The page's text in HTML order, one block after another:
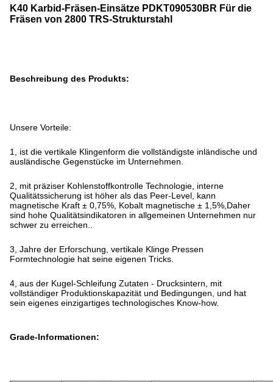
K40 Karbid-Fräsen-Einsätze PDKT090530BR Für die
Fräsen von 2800 TRS-Strukturstahl
Beschreibung des Produkts:
Unsere Vorteile:
1, ist die vertikale Klingenform die vollständigste inländische und
ausländische Gegenstücke im Unternehmen.
2, mit präziser Kohlenstoffkontrolle Technologie, interne
Qualitätssicherung ist höher als das Peer-Level, kann
magnetische Kraft ± 0,75%, Kobalt magnetische ± 1,5%,Daher
sind hohe Qualitätsindikatoren in allgemeinen Unternehmen nur
schwer zu erreichen..
3, Jahre der Erforschung, vertikale Klinge Pressen
Formtechnologie hat seine eigenen Tricks.
4, aus der Kugel-Schleifung Zutaten - Drucksintern, mit
vollständiger Produktionskapazität und Bedingungen, und hat
sein eigenes einzigartiges technologisches Know-how.
Grade-Informationen: